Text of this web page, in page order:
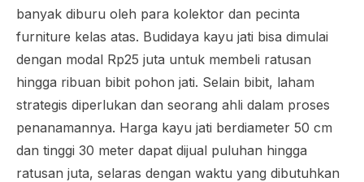
banyak diburu oleh para kolektor dan pecinta
furniture kelas atas. Budidaya kayu jati bisa dimulai
dengan modal Rp25 juta untuk membeli ratusan
hingga ribuan bibit pohon jati. Selain bibit, laham
strategis diperlukan dan seorang ahli dalam proses
penanamannya. Harga kayu jati berdiameter 50 cm
dan tinggi 30 meter dapat dijual puluhan hingga
ratusan juta, selaras dengan waktu yang dibutuhkan